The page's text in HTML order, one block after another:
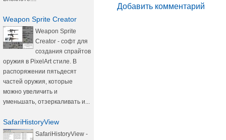
Weapon Sprite Creator
Weapon Sprite
Creator - софт для
создания спрайтов
оружия в PixelArt стиле. В
распоряжении пятьдесят
частей оружия, которые
можно увеличить и
уменьшать, отзеркаливать и...
SafariHistoryView
SafariHistoryView -
Добавить комментарий